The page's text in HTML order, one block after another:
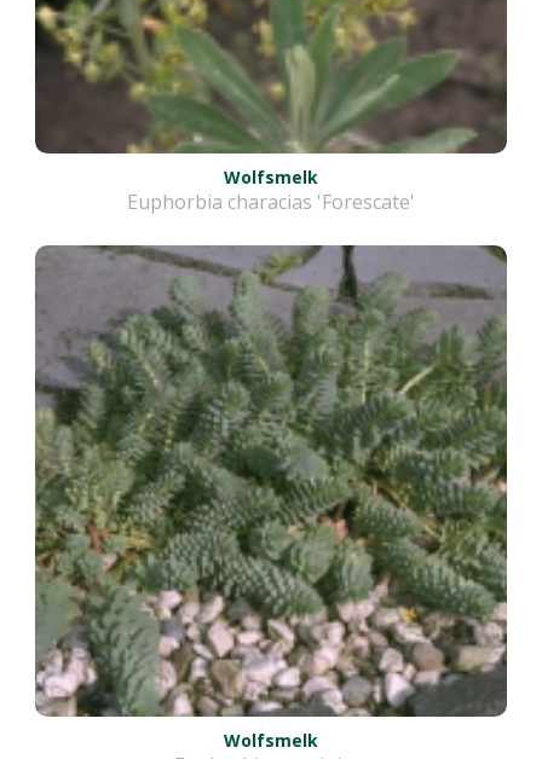
Wolfsmelk
Euphorbia characias 'Forescate'
Wolfsmelk